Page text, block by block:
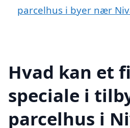
parcelhus i byer nær
Hvad kan et
speciale i
parcelhus i